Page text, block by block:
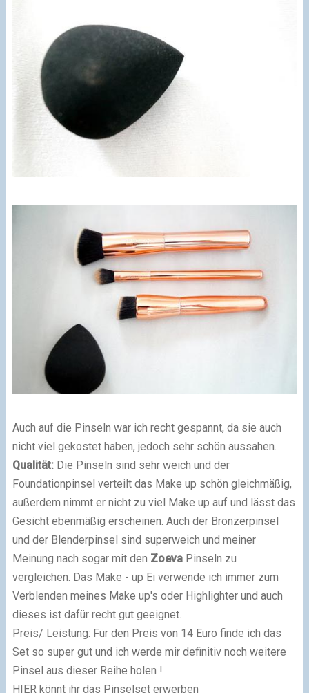
Auch auf die Pinseln war ich recht gespannt, da sie auch
nicht viel gekostet haben, jedoch sehr schön aussahen.
Qualität:Die Pinseln sind sehr weich und der
Foundationpinsel verteilt das Make up schön gleichmäßig,
außerdem nimmt er nicht zu viel Make up auf und lässt das
Gesicht ebenmäßig erscheinen. Auch der Bronzerpinsel
und der Blenderpinsel sind superweich und meiner
Meinung nach sogar mit den ZoevaPinseln zu
vergleichen. Das Make - up Ei verwende ich immer zum
Verblenden meines Make up's oder Highlighter und auch
dieses ist dafür recht gut geeignet.
Preis/ Leistung: Für den Preis von 14 Euro finde ich das
Set so super gut und ich werde mir definitiv noch weitere
Pinsel aus dieser Reihe holen !
HIER könnt ihr das Pinselset erwerben